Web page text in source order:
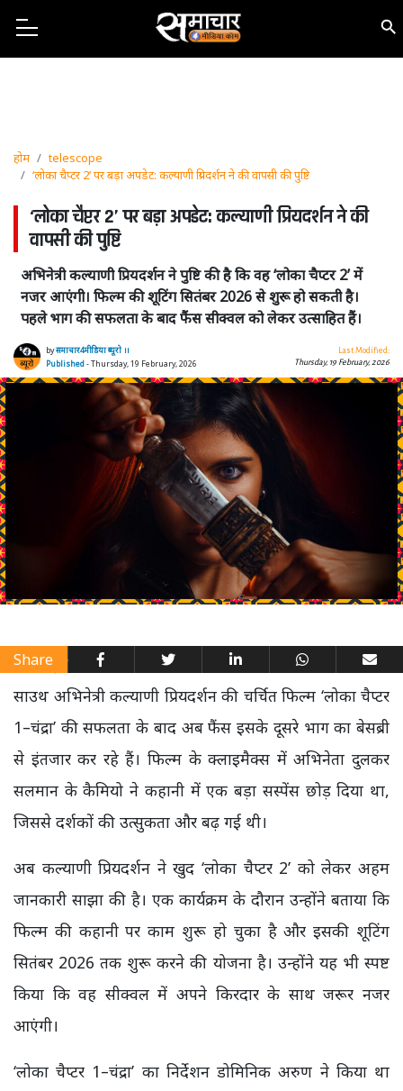
होम
telescope
‘लोका चैप्टर 2’ पर बड़ा अपडेट: कल्याणी प्रियदर्शन ने की वापसी की पुष्टि
‘लोका चैप्टर 2’ पर बड़ा अपडेट: कल्याणी प्रियदर्शन ने की
वापसी की पुष्टि
अभिनेत्री कल्याणी प्रियदर्शन ने पुष्टि की है कि वह ‘लोका चैप्टर 2’ में
नजर आएंगी। फिल्म की शूटिंग सितंबर 2026 से शुरू हो सकती है।
पहले भाग की सफलता के बाद फैंस सीक्वल को लेकर उत्साहित हैं।
byसमाचार4मीडिया ब्यूरो ।।
Published- Thursday, 19 February, 2026
Last Modified:
Thursday, 19 February, 2026
Share
साउथ अभिनेत्री कल्याणी प्रियदर्शन की चर्चित फिल्म ‘लोका चैप्टर
1–चंद्रा’ की सफलता के बाद अब फैंस इसके दूसरे भाग का बेसब्री
से इंतजार कर रहे हैं। फिल्म के क्लाइमैक्स में अभिनेता दुलकर
सलमान के कैमियो ने कहानी में एक बड़ा सस्पेंस छोड़ दिया था,
जिससे दर्शकों की उत्सुकता और बढ़ गई थी।
अब कल्याणी प्रियदर्शन ने खुद ‘लोका चैप्टर 2’ को लेकर अहम
जानकारी साझा की है। एक कार्यक्रम के दौरान उन्होंने बताया कि
फिल्म की कहानी पर काम शुरू हो चुका है और इसकी शूटिंग
सितंबर 2026 तक शुरू करने की योजना है। उन्होंने यह भी स्पष्ट
किया कि वह सीक्वल में अपने किरदार के साथ जरूर नजर
आएंगी।
‘लोका चैप्टर 1–चंद्रा’ का निर्देशन डोमिनिक अरुण ने किया था